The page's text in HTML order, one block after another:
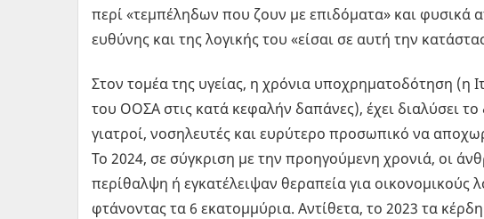
περί «τεμπέληδων που ζουν με επιδόματα» και φυσικά
ευθύνης και της λογικής του «είσαι σε αυτή την
Στον τομέα της υγείας, η χρόνια υποχρηματοδότηση (η
του ΟΟΣΑ στις κατά κεφαλήν δαπάνες), έχει διαλύσει
γιατροί, νοσηλευτές και ευρύτερο προσωπικό να
Το 2024, σε σύγκριση με την προηγούμενη χρονιά, οι
περίθαλψη ή εγκατέλειψαν θεραπεία για οικονομικούς
φτάνοντας τα 6 εκατομμύρια. Αντίθετα, το 2023 τα